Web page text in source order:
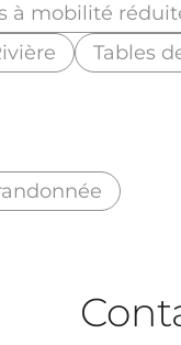
à mobilité
Tables